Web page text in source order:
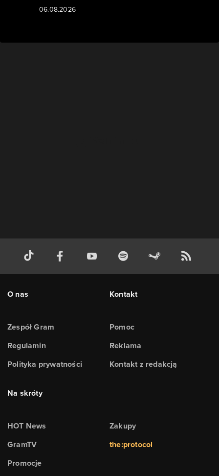
06.08.2026
O nas
Zespół Gram
Regulamin
Polityka prywatności
Kontakt
Pomoc
Reklama
Kontakt z redakcją
Na skróty
HOT News
GramTV
Promocje
Zakupy
the:protocol